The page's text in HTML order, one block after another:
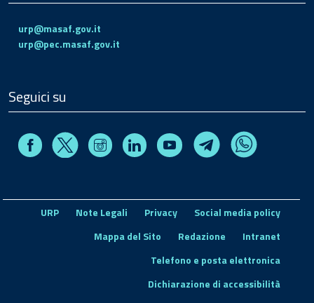
urp@masaf.gov.it
urp@pec.masaf.gov.it
Seguici su
FacebookX InstagramLinkedin Youtube TelegramWhatsapp
URP Note Legali Privacy
Social media policy
Mappa del Sito
Redazione
Intranet
Telefono e posta elettronica
Dichiarazione di accessibilità